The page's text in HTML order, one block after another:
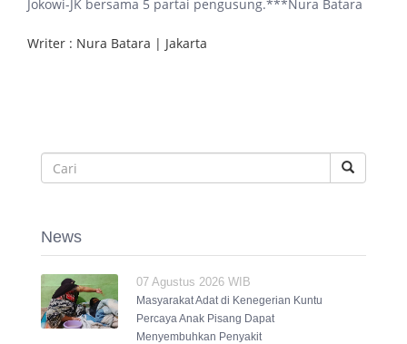
Jokowi-JK bersama 5 partai pengusung.***Nura Batara
Writer : Nura Batara | Jakarta
News
07 Agustus 2026 WIB
Masyarakat Adat di Kenegerian Kuntu
Percaya Anak Pisang Dapat
Menyembuhkan Penyakit